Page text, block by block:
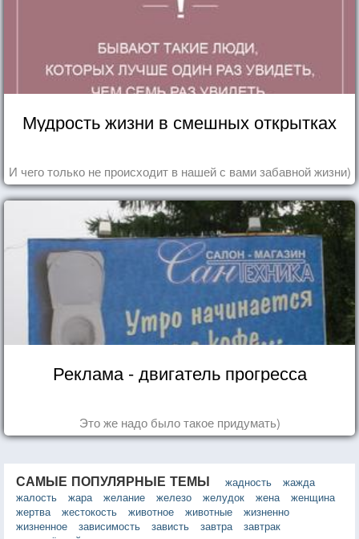
Мудрость жизни в смешных открытках
И чего только не происходит в нашей с вами забавной жизни)
Реклама - двигатель прогресса
Это же надо было такое придумать)
САМЫЕ ПОПУЛЯРНЫЕ ТЕМЫ жадность
жажда
жалость
жара желание железо желудок жена
женщина
жертва
жестокость животное животные
жизненно
жизненное
зависимость зависть завтра
завтрак